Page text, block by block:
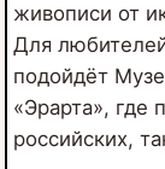
живописи от
Для
подойдёт
«Эрарта», где
российских,